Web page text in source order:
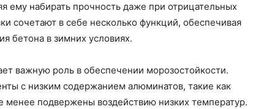
ему набирать прочность даже при отрицательных
сочетают в себе несколько функций, обеспечивая
бетона в зимних условиях.
важную роль в обеспечении морозостойкости.
с низким содержанием алюминатов, такие как
менее подвержены воздействию низких температур.